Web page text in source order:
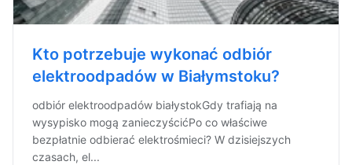
Kto potrzebuje wykonać odbiór
elektroodpadów w Białymstoku?
odbiór elektroodpadów białystokGdy trafiają na
wysypisko mogą zanieczyścićPo co właściwe
bezpłatnie odbierać elektrośmieci? W dzisiejszych
czasach, el...